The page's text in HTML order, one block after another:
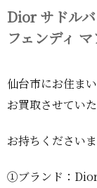
Dior サドル
フェンディ
仙台市にお住ま
お買取させてい
お持ちください
①ブランド：